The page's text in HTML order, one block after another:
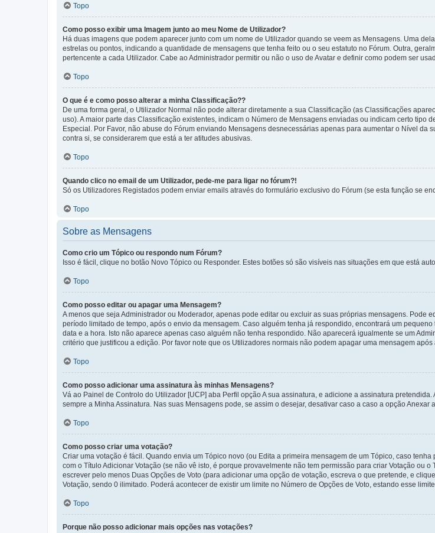
Topo
Como posso exibir uma Imagem junto ao meu Nome de Utilizador?
Há duas imagens que podem aparecer junto com um nome de Utilizador quando se veem as Mensagens. Uma
estrelas ou pontos, indicando a quantidade de mensagens que tenha feito ou o seu estatuto no Fórum. Outra,
pertencente a cada Utilizador. Cabe ao Administrador permitir ou não o uso de Avatar e definir como podem ser
Topo
O que é e como posso alterar a minha Classificação??
De uma forma geral, o Utilizador Normal não pode alterar diretamente a sua Classificação (as Classificações
uso). A maior parte das Classificação existentes, indicam o Número de Mensagens enviadas ou indicam certo
Especial. Por Favor, não abuse do Fórum enviando Mensagens desnecessárias apenas para aumentar o Nível
contra si, se considerarem que está a ter atitudes abusivas.
Topo
Quando clico no email de um Utilizador, pede-me para ligar no fórum?!
Só os Utilizadores Registados podem enviar emails através do formulário exclusivo do Fórum (se esta função se
Topo
Sobre as Mensagens
Como crio um Tópico ou respondo num Fórum?
Isso é fácil, clique no botão Novo Tópico ou Responder. Estes botões só são visíveis nas situações em que está
Topo
Como posso editar ou apagar uma Mensagem?
A menos que seja Administrador ou Moderador, apenas pode editar ou excluir as suas próprias mensagens.
período limitado de tempo, após o envio da mensagem. Caso alguém tenha já respondido, encontrará um
data e a hora. Isto não aparece apenas caso alguém não tenha respondido. Não aparecerá igualmente se um
critério que justificou a edição. Por favor note que os Utilizadores normais não podem apagar uma mensagem após
Topo
Como posso adicionar uma assinatura às minhas Mensagens?
Vá ao Painel de Controlo do Utilizador [UCP] aba Perfil opção A sua assinatura, e adicione a assinatura
sempre a Minha Assinatura. Nas suas Mensagens pode, se assim o desejar, desativar caso a caso a opção Anexar
Topo
Como posso criar uma votação?
Criar uma votação é fácil. Quando envia um Tópico novo (ou Edita a primeira mensagem de um Tópico, caso
com o Título Adicionar Votação (se não vê isto, é porque provavelmente não tem permissão para criar Votação ou
escrever pelo menos Duas Opções de Voto (para adicionar uma opção de votação, escreva o que pretende, e
Votação, sendo 0 ilimitado. Poderá acontecer de existir um limite no Número de Opções de Voto, estando esse
Topo
Porque não posso adicionar mais opções nas votações?